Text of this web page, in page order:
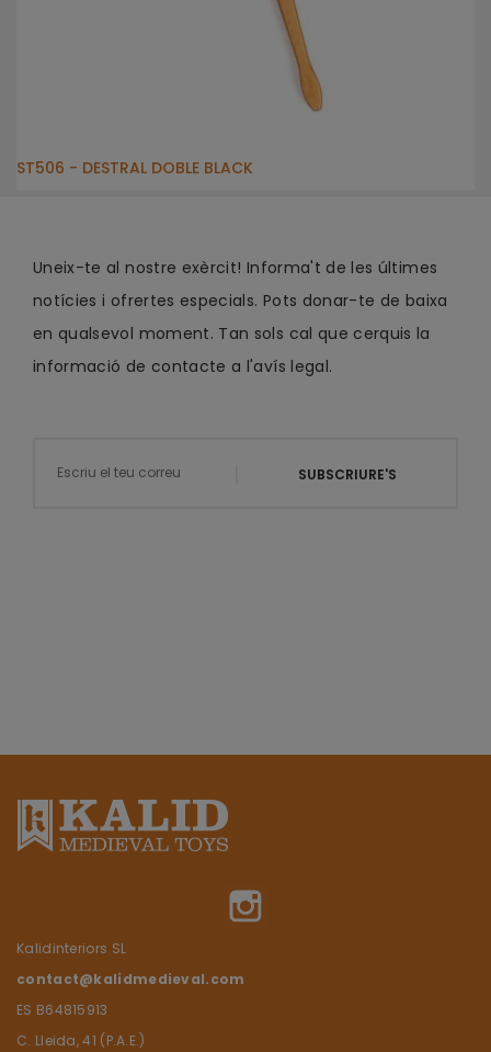
ST506 - DESTRAL DOBLE BLACK
Uneix-te al nostre exèrcit! Informa't de les últimes
notícies i ofrertes especials. Pots donar-te de baixa
en qualsevol moment. Tan sols cal que cerquis la
informació de contacte a l'avís legal.
SUBSCRIURE'S
Kalidinteriors SL
contact@kalidmedieval.com
ES B64815913
C. Lleida, 41 (P.A.E.)